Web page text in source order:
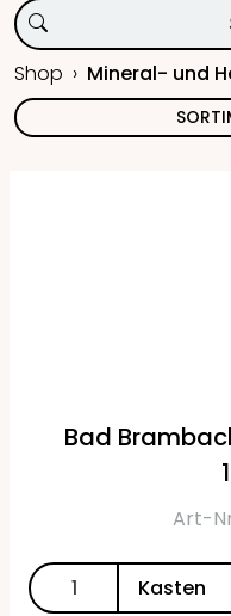
Shop Mineral- und
Bad
Art-